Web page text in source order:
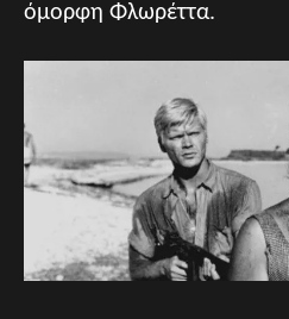
όμορφη Φλωρέττα.